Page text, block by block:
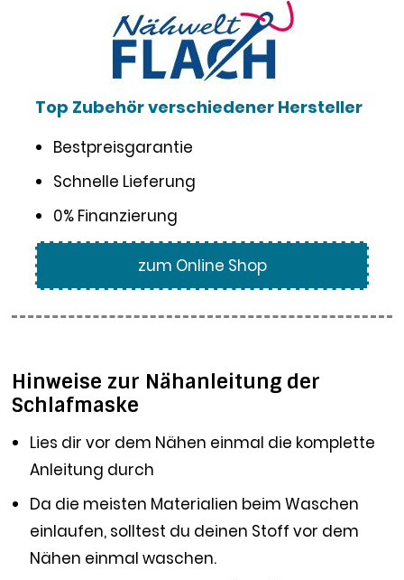
Top Zubehör verschiedener Hersteller
Bestpreisgarantie
Schnelle Lieferung
0% Finanzierung
zum Online Shop
Hinweise zur Nähanleitung der
Schlafmaske
Lies dir vor dem Nähen einmal die komplette
Anleitung durch
Da die meisten Materialien beim Waschen
einlaufen, solltest du deinen Stoff vor dem
Nähen einmal waschen.